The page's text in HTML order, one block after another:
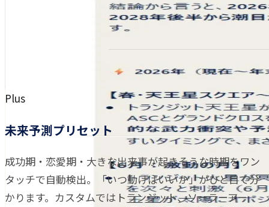
Plus
未来予測プリセット
成功期・恋愛期・大きな出来事が起きそうな時期をワン
タッチで自動検出。「いつ動けばいいか」がひと目で分
かります。カスタムではトランジット、ソーラーアー